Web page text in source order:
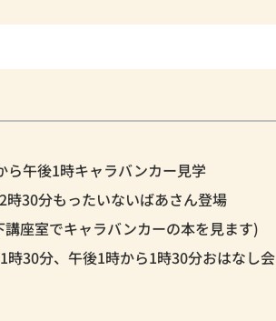
ら午後1時キャラバンカー見学
30分もったいないばあさん登場
座室でキャラバンカーの本を見ます)
時30分、午後1時から1時30分おはなし会